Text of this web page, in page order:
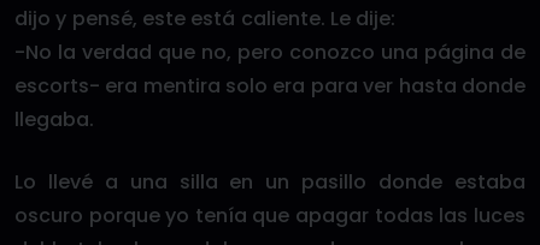
dijo y pensé, este está caliente. Le dije:
-No la verdad que no, pero conozco una página de
escorts- era mentira solo era para ver hasta donde
llegaba.
Lo llevé a una silla en un pasillo donde estaba
oscuro porque yo tenía que apagar todas las luces